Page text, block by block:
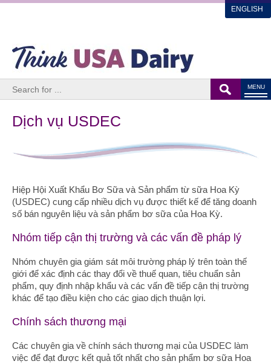
ENGLISH
MENU
Dịch vụ USDEC
Hiệp Hội Xuất Khẩu Bơ Sữa và Sản phẩm từ sữa Hoa Kỳ
(USDEC) cung cấp nhiều dịch vụ được thiết kế để tăng doanh
số bán nguyên liệu và sản phẩm bơ sữa của Hoa Kỳ.
Nhóm tiếp cận thị trường và các vấn đề pháp lý
Nhóm chuyên gia giám sát môi trường pháp lý trên toàn thế
giới để xác định các thay đổi về thuế quan, tiêu chuẩn sản
phẩm, quy định nhập khẩu và các vấn đề tiếp cận thị trường
khác để tạo điều kiện cho các giao dịch thuận lợi.
Chính sách thương mại
Các chuyên gia về chính sách thương mại của USDEC làm
việc để đạt được kết quả tốt nhất cho sản phẩm bơ sữa Hoa